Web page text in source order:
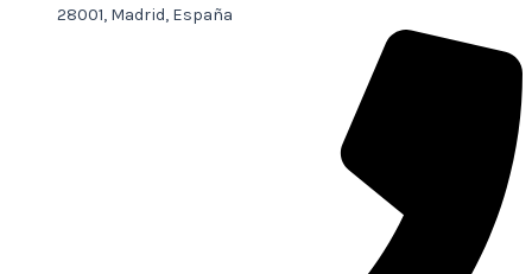
28001, Madrid, España